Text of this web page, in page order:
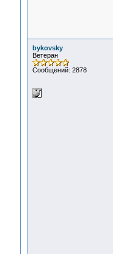
bykovsky
Ветеран
Сообщений: 2878